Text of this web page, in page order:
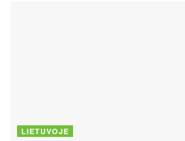
LIETUVOJE